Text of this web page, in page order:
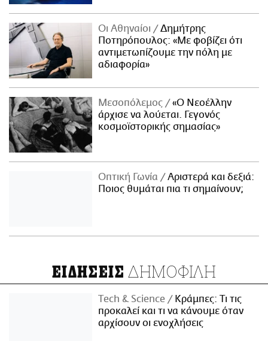
Οι Αθηναίοι
Δημήτρης
Ποτηρόπουλος: «Με φοβίζει ότι
αντιμετωπίζουμε την πόλη με
αδιαφορία»
Μεσοπόλεμος
«Ο Νεοέλλην
άρχισε να λούεται. Γεγονός
κοσμοϊστορικής σημασίας»
Οπτική Γωνία
Αριστερά και δεξιά:
Ποιος θυμάται πια τι σημαίνουν;
ΕΙΔΗΣΕΙΣ ΔΗΜΟΦΙΛΗ
Τech & Science
Κράμπες: Τι τις
προκαλεί και τι να κάνουμε όταν
αρχίσουν οι ενοχλήσεις